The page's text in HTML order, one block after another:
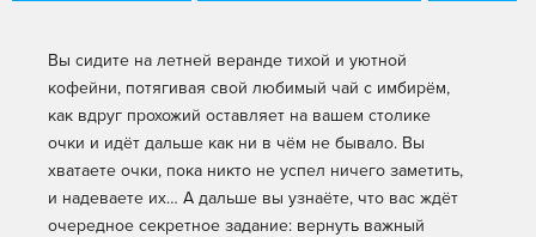
Вы сидите на летней веранде тихой и уютной
кофейни, потягивая свой любимый чай с имбирём,
как вдруг прохожий оставляет на вашем столике
очки и идёт дальше как ни в чём не бывало. Вы
хватаете очки, пока никто не успел ничего заметить,
и надеваете их… А дальше вы узнаёте, что вас ждёт
очередное секретное задание: вернуть важный